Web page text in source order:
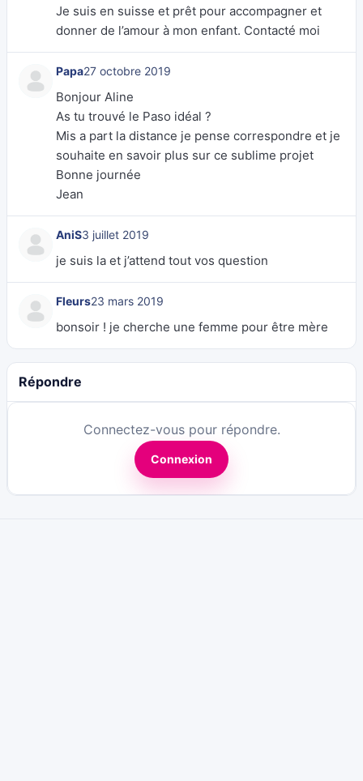
Je suis en suisse et prêt pour accompagner et
donner de l’amour à mon enfant. Contacté moi
Papa27 octobre 2019
Bonjour Aline
As tu trouvé le Paso idéal ?
Mis a part la distance je pense correspondre et je
souhaite en savoir plus sur ce sublime projet
Bonne journée
Jean
AniS3 juillet 2019
je suis la et j’attend tout vos question
Fleurs23 mars 2019
bonsoir ! je cherche une femme pour être mère
Répondre
Connectez-vous pour répondre.
Connexion